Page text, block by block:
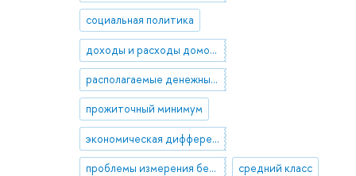
социальная политика
доходы и расходы домохозяйств
располагаемые денежные доходы населения
прожиточный минимум
экономическая дифференциация в секторе домашних хозяйств
проблемы измерения бедности средний класс